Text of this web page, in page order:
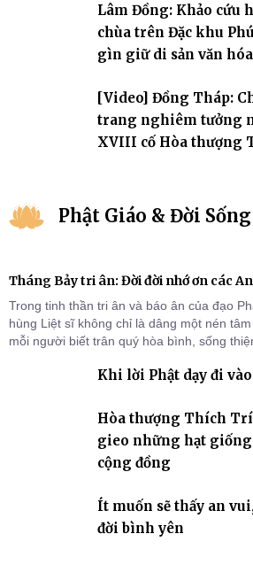
Lâm Đồng: Khảo cứu
chùa trên Đặc khu
gìn giữ di sản văn
[Video] Đồng Tháp:
trang nghiêm tưởng
XVIII cố Hòa thượng
Phật Giáo & Đời Sống
Tháng Bảy tri ân: Đời đời nhớ ơn các
Trong tinh thần tri ân và báo ân của đạo
hùng Liệt sĩ không chỉ là dâng một nén
mỗi người biết trân quý hòa bình, sống
Khi lời Phật dạy đi
Hòa thượng Thích
gieo những hạt
cộng đồng
Ít muốn sẽ thấy an
đời bình yên